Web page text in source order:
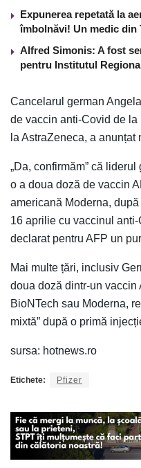
Expunerea repetată la
îmbolnăvi! Un medic
Alfred Simonis: A fost
pentru Institutul
Cancelarul german
de vaccin anti-Covid de
la AstraZeneca, a anunțat
„Da, confirmăm” că
o a doua doză de vaccin
americană Moderna,
16 aprilie cu vaccinul
declarat pentru AFP un
Mai multe țări, inclusiv
doua doză dintr-un
BioNTech sau Moderna,
mixtă” după o primă
sursa: hotnews.ro
Etichete: Pfizer